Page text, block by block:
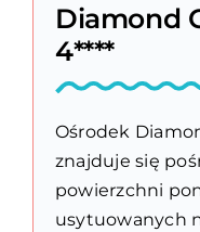
Diamond
4****
Ośrodek
znajduje się
powierzchni
usytuowanych